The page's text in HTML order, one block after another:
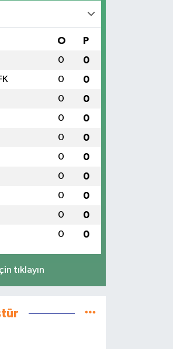
O P
0 0
0 0
0 0
0 0
0 0
0 0
0 0
0 0
0 0
0 0
tıklayın